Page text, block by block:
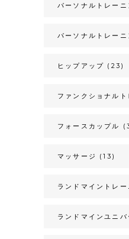
パーソナルトレー
パーソナルトレー
ヒップアップ (23)
ファンクショナル
フォースカップル
マッサージ (13)
ランドマイントレー
ランドマインユニバ